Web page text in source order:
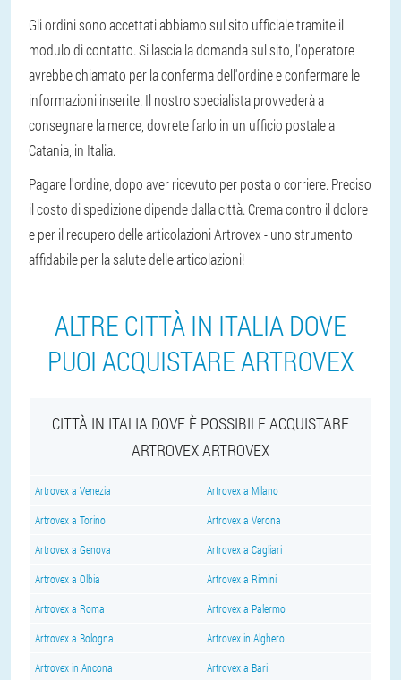
Gli ordini sono accettati abbiamo sul sito ufficiale tramite il
modulo di contatto. Si lascia la domanda sul sito, l'operatore
avrebbe chiamato per la conferma dell'ordine e confermare le
informazioni inserite. Il nostro specialista provvederà a
consegnare la merce, dovrete farlo in un ufficio postale a
Catania, in Italia.
Pagare l'ordine, dopo aver ricevuto per posta o corriere. Preciso
il costo di spedizione dipende dalla città. Crema contro il dolore
e per il recupero delle articolazioni Artrovex - uno strumento
affidabile per la salute delle articolazioni!
ALTRE CITTÀ IN ITALIA DOVE
PUOI ACQUISTARE ARTROVEX
CITTÀ IN ITALIA DOVE È POSSIBILE ACQUISTARE
ARTROVEX ARTROVEX
Artrovex a Venezia Artrovex a Milano
Artrovex a Torino Artrovex a Verona
Artrovex a Genova Artrovex a Cagliari
Artrovex a Olbia Artrovex a Rimini
Artrovex a Roma Artrovex a Palermo
Artrovex a Bologna Artrovex in Alghero
Artrovex in Ancona Artrovex a Bari